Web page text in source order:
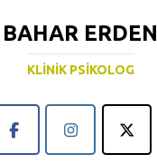
BAHAR ERDEN
KLINIK PSIKOLOG